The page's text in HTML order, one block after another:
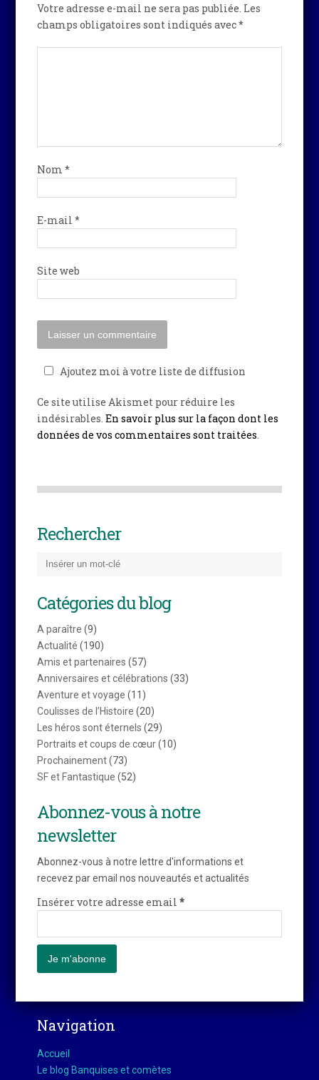
Votre adresse e-mail ne sera pas publiée. Les
champs obligatoires sont indiqués avec*
Nom*
E-mail*
Site web
Ajoutez moi à votre liste de diffusion
Ce site utilise Akismet pour réduire les
indésirables.En savoir plus sur la façon dont les
données de vos commentaires sont traitées.
Rechercher
Catégories du blog
A paraître (9)
Actualité (190)
Amis et partenaires (57)
Anniversaires et célébrations (33)
Aventure et voyage (11)
Coulisses de l’Histoire (20)
Les héros sont éternels (29)
Portraits et coups de cœur(10)
Prochainement(73)
SF et Fantastique (52)
Abonnez-vous à notre
newsletter
Abonnez-vous à notre lettre d'informations et
recevez par email nos nouveautés et actualités
Insérer votre adresse email*
Navigation
Accueil
Le blog Banquises et comètes